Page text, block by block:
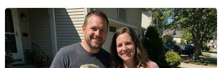
Theo dõi VietnamPlus